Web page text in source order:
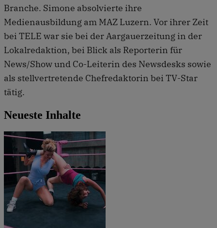
Branche. Simone absolvierte ihre
Medienausbildung am MAZ Luzern. Vor ihrer Zeit
bei TELE war sie bei der Aargauerzeitung in der
Lokalredaktion, bei Blick als Reporterin für
News/Show und Co-Leiterin des Newsdesks sowie
als stellvertretende Chefredaktorin bei TV-Star
tätig.
Neueste Inhalte